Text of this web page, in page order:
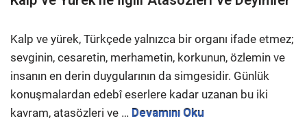
Kalp ve yürek, Türkçede yalnızca bir organı ifade etmez;
sevginin, cesaretin, merhametin, korkunun, özlemin ve
insanın en derin duygularının da simgesidir. Günlük
konuşmalardan edebî eserlere kadar uzanan bu iki
kavram, atasözleri ve … Devamını Oku